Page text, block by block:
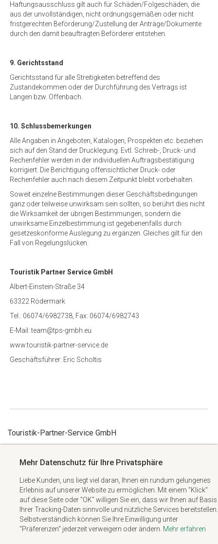
Haftungsausschluss gilt auch für Schäden/Folgeschäden, die
aus der unvollständigen, nicht ordnungsgemäßen oder nicht
fristgerechten Beförderung/Zustellung der Anträge/Dokumente
durch den damit beauftragten Beförderer entstehen.
9. Gerichtsstand
Gerichtsstand für alle Streitigkeiten betreffend des
Zustandekommen oder der Durchführung des Vertrags ist
Langen bzw. Offenbach.
10. Schlussbemerkungen
Alle Angaben in Angeboten, Katalogen, Prospekten etc. beziehen
sich auf den Stand der Drucklegung. Evtl. Schreib-, Druck- und
Rechenfehler werden in der individuellen Auftragsbestätigung
korrigiert. Die Berichtigung offensichtlicher Druck- oder
Rechenfehler auch nach diesem Zeitpunkt bleibt vorbehalten.
Soweit einzelne Bestimmungen dieser Geschäftsbedingungen
ganz oder teilweise unwirksam sein sollten, so berührt dies nicht
die Wirksamkeit der übrigen Bestimmungen, sondern die
unwirksame Einzelbestimmung ist gegebenenfalls durch
gesetzeskonforme Auslegung zu ergänzen. Gleiches gilt für den
Fall von Regelungslücken.
Touristik Partner Service GmbH
Albert-Einstein-Straße 34
63322 Rödermark
Tel.: 06074/6982738, Fax: 06074/6982743
E-Mail: team@tps-gmbh.eu
www.touristik-partner-service.de
Geschäftsführer: Eric Scholtis
Touristik-Partner-Service GmbH
+49 6074 6982738
Albert-Einstein-Straße 34
63322 Rödermark
Impressum
Datenschutzerklärung
Mehr Datenschutz für Ihre Privatsphäre
Liebe Kunden, uns liegt viel daran, Ihnen ein rundum gelungenes
Erlebnis auf unserer Website zu ermöglichen. Mit einem "Klick"
auf diese Seite oder "OK" willigen Sie ein, dass wir Ihnen auf Basis
Ihrer Tracking-Daten sinnvolle und nützliche Services bereitstellen.
Selbstverständlich können Sie Ihre Einwilligung unter
"Präferenzen" jederzeit verweigern oder ändern. Mehr erfahren